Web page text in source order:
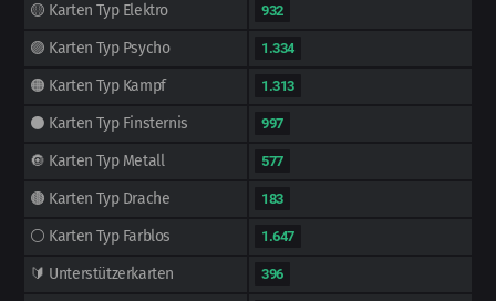
🟡 Karten Typ Elektro 932
🟣 Karten Typ Psycho 1.334
🟠 Karten Typ Kampf 1.313
⚫ Karten Typ Finsternis 997
🔘 Karten Typ Metall 577
🟤 Karten Typ Drache 183
⚪ Karten Typ Farblos 1.647
🔰 Unterstützerkarten 396